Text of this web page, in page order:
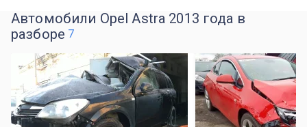
Автомобили Opel Astra 2013 года в
разборе 7